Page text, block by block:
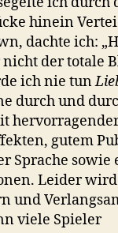
hinein
dachte ich:
nicht der totale
ich nie tun
durch und
gutem
Sprache sowie
Leider
und
viele Spieler